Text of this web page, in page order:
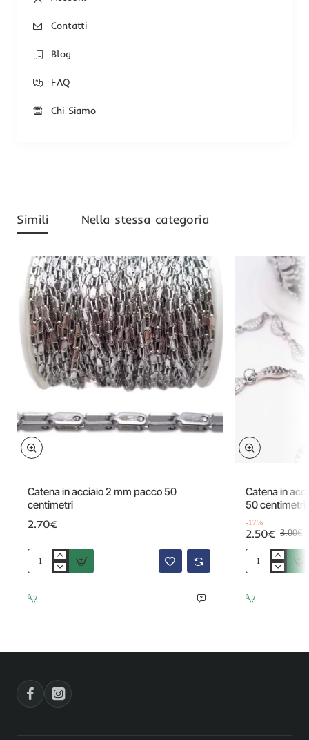
Contatti
Blog
FAQ
Chi Siamo
Simili Nella stessa categoria
Catena in acciaio 2 mm pacco 50
centimetri
2.70€
Catena
acciaio
2
Catena in
50 centimetri
-17%
2.50€ 3.00€
Catena
acciaio
foglia